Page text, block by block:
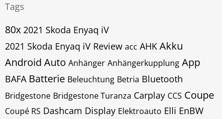
Tags
80x 2021 Skoda Enyaq iV
2021 Skoda Enyaq iV Review acc AHK Akku
Android Auto Anhänger Anhängerkupplung App
BAFA Batterie Beleuchtung Betria Bluetooth
Bridgestone Bridgestone Turanza Carplay CCS Coupe
Coupé RS Dashcam Display Elektroauto Elli EnBW